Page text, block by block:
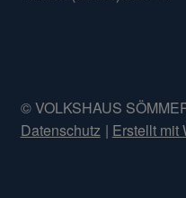
© VOLKSHAUS
Datenschutz
Erstellt mit